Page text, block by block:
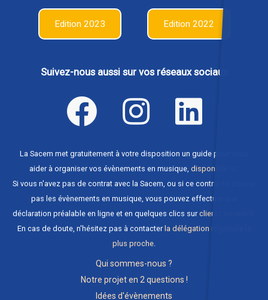
Edition 2023 Edition 2022
Suivez-nous aussi sur vos réseaux sociaux
La Sacem met gratuitement à votre disposition un guide pour vous
aider à organiser vos évènements en musique, disponible ici
Si vous n'avez pas de contrat avec la Sacem, ou si ce contrat ne couvre
pas les évènements en musique, vous pouvez effectuer une
déclaration préalable en ligne et en quelques clics surclients.sacem.fr
En cas de doute, n'hésitez pas à contacter la délégation régionale la
plus proche.
Qui sommes-nous ?
Notre projet en 2 questions !
Idées d'évènements